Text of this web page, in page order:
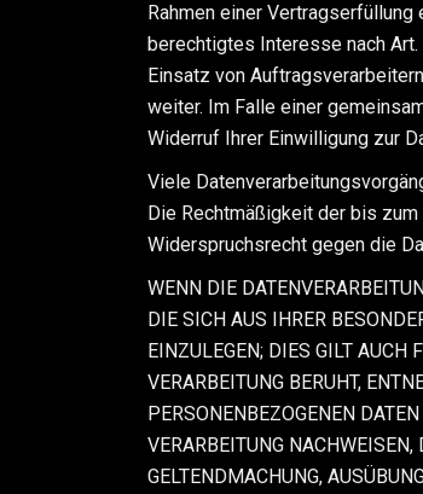
Rahmen einer
berechtigtes Interesse nach
Einsatz von
weiter. Im Falle einer
Widerruf Ihrer Einwilligung zur
Viele
Die Rechtmäßigkeit der bis
Widerspruchsrecht gegen die
WENN DIE
DIE SICH AUS IHRER
EINZULEGEN; DIES GILT AUCH
VERARBEITUNG BERUHT,
PERSONENBEZOGENEN
VERARBEITUNG
GELTENDMACHUNG,